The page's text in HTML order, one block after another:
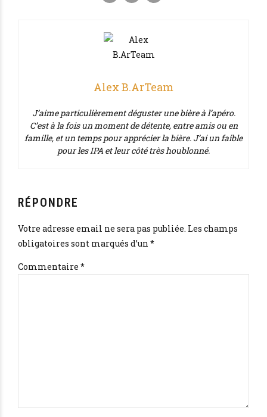
Alex B.ArTeam
J’aime particulièrement déguster une bière à l’apéro.
C’est à la fois un moment de détente, entre amis ou en
famille, et un temps pour apprécier la bière. J’ai un faible
pour les IPA et leur côté très houblonné.
RÉPONDRE
Votre adresse email ne sera pas publiée. Les champs
obligatoires sont marqués d’un *
Commentaire *